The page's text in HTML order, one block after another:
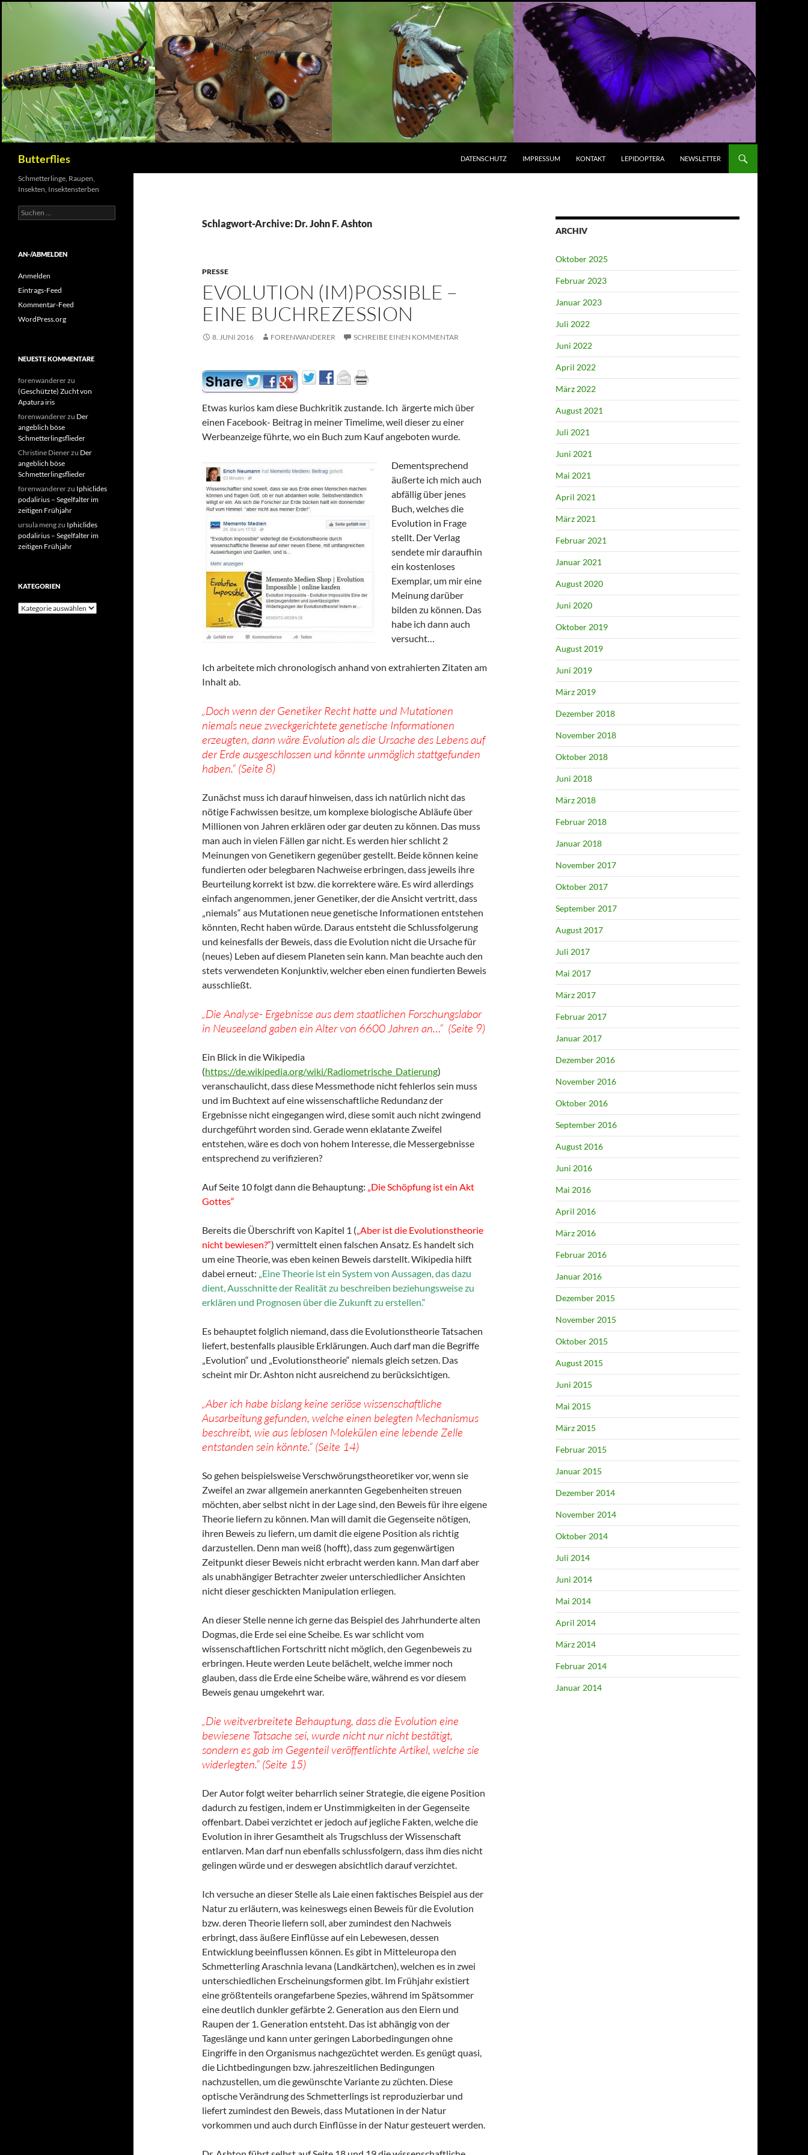
Butterflies
DATENSCHUTZ
IMPRESSUM KONTAKT LEPIDOPTERA NEWSLETTER
Schlagwort-Archive: Dr. John F. Ashton
PRESSE
EVOLUTION (IM)POSSIBLE –
EINE BUCHREZESSION
8. JUNI 2016 FORENWANDERER SCHREIBE EINEN KOMMENTAR
Etwas kurios kam diese Buchkritik zustande. Ich ärgerte mich über
einen Facebook- Beitrag in meiner Timelime, weil dieser zu einer
Werbeanzeige führte, wo ein Buch zum Kauf angeboten wurde.
Dementsprechend
äußerte ich mich auch
abfällig über jenes
Buch, welches die
Evolution in Frage
stellt. Der Verlag
sendete mir daraufhin
ein kostenloses
Exemplar, um mir eine
Meinung darüber
bilden zu können. Das
habe ich dann auch
versucht…
Ich arbeitete mich chronologisch anhand von extrahierten Zitaten am
Inhalt ab.
„Doch wenn der Genetiker Recht hatte und Mutationen
niemals neue zweckgerichtete genetische Informationen
erzeugten, dann wäre Evolution als die Ursache des Lebens auf
der Erde ausgeschlossen und könnte unmöglich stattgefunden
haben.“ (Seite 8)
Zunächst muss ich darauf hinweisen, dass ich natürlich nicht das
nötige Fachwissen besitze, um komplexe biologische Abläufe über
Millionen von Jahren erklären oder gar deuten zu können. Das muss
man auch in vielen Fällen gar nicht. Es werden hier schlicht 2
Meinungen von Genetikern gegenüber gestellt. Beide können keine
fundierten oder belegbaren Nachweise erbringen, dass jeweils ihre
Beurteilung korrekt ist bzw. die korrektere wäre. Es wird allerdings
einfach angenommen, jener Genetiker, der die Ansicht vertritt, dass
„niemals“ aus Mutationen neue genetische Informationen entstehen
könnten, Recht haben würde. Daraus entsteht die Schlussfolgerung
und keinesfalls der Beweis, dass die Evolution nicht die Ursache für
(neues) Leben auf diesem Planeten sein kann. Man beachte auch den
stets verwendeten Konjunktiv, welcher eben einen fundierten Beweis
ausschließt.
„Die Analyse- Ergebnisse aus dem staatlichen Forschungslabor
in Neuseeland gaben ein Alter von 6600 Jahren an…“ (Seite 9)
Ein Blick in die Wikipedia
(https://de.wikipedia.org/wiki/Radiometrische_Datierung)
veranschaulicht, dass diese Messmethode nicht fehlerlos sein muss
und im Buchtext auf eine wissenschaftliche Redundanz der
Ergebnisse nicht eingegangen wird, diese somit auch nicht zwingend
durchgeführt worden sind. Gerade wenn eklatante Zweifel
entstehen, wäre es doch von hohem Interesse, die Messergebnisse
entsprechend zu verifizieren?
Auf Seite 10 folgt dann die Behauptung: „Die Schöpfung ist ein Akt
Gottes“
Bereits die Überschrift von Kapitel 1 („Aber ist die Evolutionstheorie
nicht bewiesen?“) vermittelt einen falschen Ansatz. Es handelt sich
um eine Theorie, was eben keinen Beweis darstellt. Wikipedia hilft
dabei erneut: „Eine Theorie ist ein System von Aussagen, das dazu
dient, Ausschnitte der Realität zu beschreiben beziehungsweise zu
erklären und Prognosen über die Zukunft zu erstellen.“
Es behauptet folglich niemand, dass die Evolutionstheorie Tatsachen
liefert, bestenfalls plausible Erklärungen. Auch darf man die Begriffe
„Evolution“ und „Evolutionstheorie“ niemals gleich setzen. Das
scheint mir Dr. Ashton nicht ausreichend zu berücksichtigen.
„Aber ich habe bislang keine seriöse wissenschaftliche
Ausarbeitung gefunden, welche einen belegten Mechanismus
beschreibt, wie aus leblosen Molekülen eine lebende Zelle
entstanden sein könnte.“ (Seite 14)
So gehen beispielsweise Verschwörungstheoretiker vor, wenn sie
Zweifel an zwar allgemein anerkannten Gegebenheiten streuen
möchten, aber selbst nicht in der Lage sind, den Beweis für ihre eigene
Theorie liefern zu können. Man will damit die Gegenseite nötigen,
ihren Beweis zu liefern, um damit die eigene Position als richtig
darzustellen. Denn man weiß (hofft), dass zum gegenwärtigen
Zeitpunkt dieser Beweis nicht erbracht werden kann. Man darf aber
als unabhängiger Betrachter zweier unterschiedlicher Ansichten
nicht dieser geschickten Manipulation erliegen.
An dieser Stelle nenne ich gerne das Beispiel des Jahrhunderte alten
Dogmas, die Erde sei eine Scheibe. Es war schlicht vom
wissenschaftlichen Fortschritt nicht möglich, den Gegenbeweis zu
erbringen. Heute werden Leute belächelt, welche immer noch
glauben, dass die Erde eine Scheibe wäre, während es vor diesem
Beweis genau umgekehrt war.
„Die weitverbreitete Behauptung, dass die Evolution eine
bewiesene Tatsache sei, wurde nicht nur nicht bestätigt,
sondern es gab im Gegenteil veröffentlichte Artikel, welche sie
widerlegten.“ (Seite 15)
Der Autor folgt weiter beharrlich seiner Strategie, die eigene Position
dadurch zu festigen, indem er Unstimmigkeiten in der Gegenseite
offenbart. Dabei verzichtet er jedoch auf jegliche Fakten, welche die
Evolution in ihrer Gesamtheit als Trugschluss der Wissenschaft
entlarven. Man darf nun ebenfalls schlussfolgern, dass ihm dies nicht
gelingen würde und er deswegen absichtlich darauf verzichtet.
Ich versuche an dieser Stelle als Laie einen faktisches Beispiel aus der
Natur zu erläutern, was keineswegs einen Beweis für die Evolution
bzw. deren Theorie liefern soll, aber zumindest den Nachweis
erbringt, dass äußere Einflüsse auf ein Lebewesen, dessen
Entwicklung beeinflussen können. Es gibt in Mitteleuropa den
Schmetterling Araschnia levana (Landkärtchen), welchen es in zwei
unterschiedlichen Erscheinungsformen gibt. Im Frühjahr existiert
eine größtenteils orangefarbene Spezies, während im Spätsommer
eine deutlich dunkler gefärbte 2. Generation aus den Eiern und
Raupen der 1. Generation entsteht. Das ist abhängig von der
Tageslänge und kann unter geringen Laborbedingungen ohne
Eingriffe in den Organismus nachgezüchtet werden. Es genügt quasi,
die Lichtbedingungen bzw. jahreszeitlichen Bedingungen
nachzustellen, um die gewünschte Variante zu züchten. Diese
optische Verändrung des Schmetterlings ist reproduzierbar und
liefert zumindest den Beweis, dass Mutationen in der Natur
vorkommen und auch durch Einflüsse in der Natur gesteuert werden.
ARCHIV
Oktober 2025
Februar 2023
Januar 2023
Juli 2022
Juni 2022
April 2022
März 2022
August 2021
Juli 2021
Juni 2021
Mai 2021
April 2021
März 2021
Februar 2021
Januar 2021
August 2020
Juni 2020
Oktober 2019
August 2019
Juni 2019
März 2019
Dezember 2018
November 2018
Oktober 2018
Juni 2018
März 2018
Februar 2018
Januar 2018
November 2017
Oktober 2017
September 2017
August 2017
Juli 2017
Mai 2017
März 2017
Februar 2017
Januar 2017
Dezember 2016
November 2016
Oktober 2016
September 2016
August 2016
Juni 2016
Mai 2016
April 2016
März 2016
Februar 2016
Januar 2016
Dezember 2015
November 2015
Oktober 2015
August 2015
Juni 2015
Mai 2015
März 2015
Februar 2015
Januar 2015
Dezember 2014
November 2014
Oktober 2014
Juli 2014
Juni 2014
Mai 2014
April 2014
März 2014
Februar 2014
Januar 2014
Schmetterlinge, Raupen,
Insekten, Insektensterben
Suchen
nach:
AN-/ABMELDEN
Anmelden
Eintrags-Feed
Kommentar-Feed
WordPress.org
NEUESTE KOMMENTARE
forenwandererzu
(Geschützte) Zucht von
Apatura iris
forenwandererzu Der
angeblich böse
Schmetterlingsflieder
Christine Dienerzu Der
angeblich böse
Schmetterlingsflieder
forenwandererzu Iphiclides
podalirius – Segelfalter im
zeitigen Frühjahr
ursula mengzu Iphiclides
podalirius – Segelfalter im
zeitigen Frühjahr
KATEGORIEN
Kategorien